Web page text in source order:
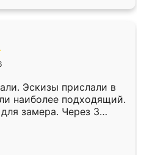
Эскизы прислали в
наиболее подходящий.
замера. Через 3
готова. Остались
Спасибо Ренессанс
работу!